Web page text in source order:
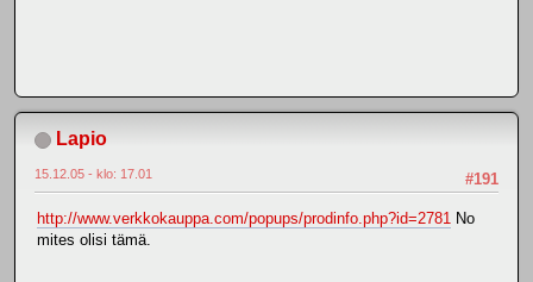
Lapio
#191
15.12.05 - klo: 17.01
http://www.verkkokauppa.com/popups/prodinfo.php?id=2781 No
mites olisi tämä.